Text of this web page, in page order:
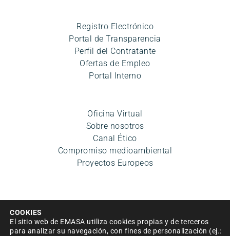
Registro Electrónico
Portal de Transparencia
Perfil del Contratante
Ofertas de Empleo
Portal Interno
Oficina Virtual
Sobre nosotros
Canal Ético
Compromiso medioambiental
Proyectos Europeos
COOKIES
El sitio web de EMASA utiliza cookies propias y de terceros
para analizar su navegación, con fines de personalización (ej.: